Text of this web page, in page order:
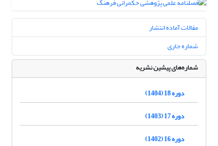
مقالات آماده انتشار
شماره جاری
شماره‌های پیشین نشریه
دوره 18 (1404)
دوره 17 (1403)
دوره 16 (1402)